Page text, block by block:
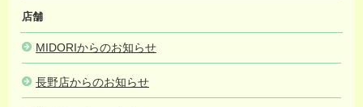
店舗
MIDORIからのお知らせ
長野店からのお知らせ